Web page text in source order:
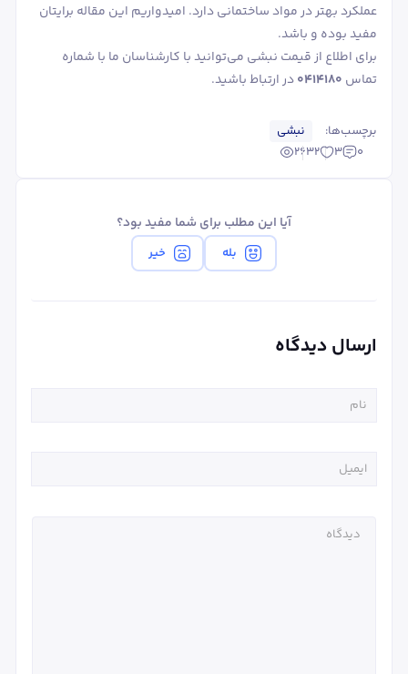
عملکرد بهتر در مواد ساختمانی دارد. امیدواریم این مقاله برایتان
مفید بوده و باشد.
برای اطلاع از قیمت نبشی می‌توانید با کارشناسان ما با شماره
تماس ۰۴۱۴۱۸۰در ارتباط باشید.
برچسب‌ها:
نبشی
0
3
2632
آیا این مطلب برای شما مفید بود؟
بله خیر
ارسال دیدگاه